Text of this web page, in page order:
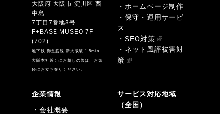
大阪府 大阪市 淀川区 西
中島
7丁目7番地3号
F+BASE MUSEO 7F
(702)
地下鉄 御堂筋線 新大阪駅 1.5min
大阪本社近くにお越しの際は、お気
軽にお立ち寄りください。
・ホームページ制作
・保守・運用サービ
ス
・SEO対策
・ネット風評被害対
策
企業情報
・会社概要
サービス対応地域
（全国）